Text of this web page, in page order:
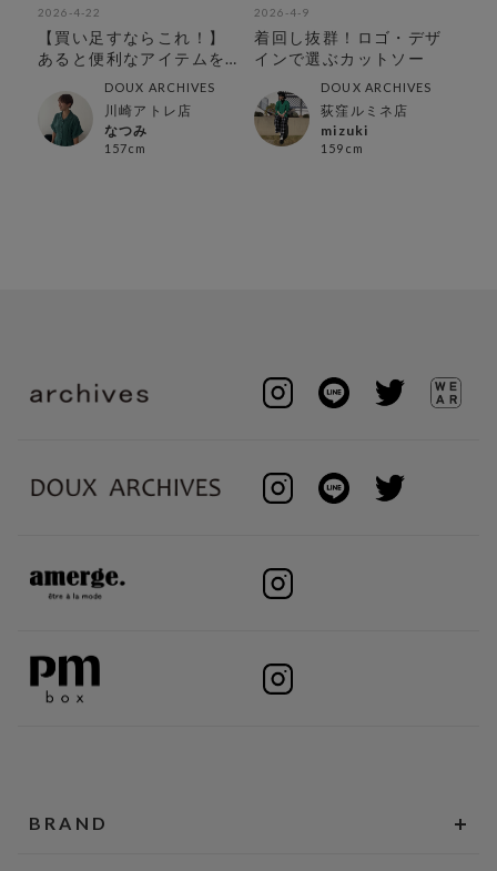
2026-4-22
【買い足すならこれ！】
あると便利なアイテムを
ピックアップDOUX ARCHIVES
川崎アトレ店
なつみ
157cm
2026-4-9
着回し抜群！ロゴ・デザ
インで選ぶカットソー
DOUX ARCHIVES
荻窪ルミネ店
mizuki
159cm
BRAND